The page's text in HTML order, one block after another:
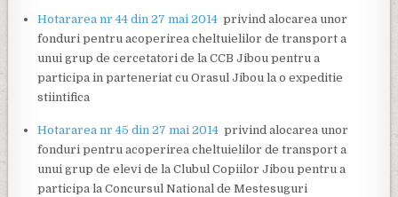
Hotararea nr 44 din 27 mai 2014 privind alocarea unor
fonduri pentru acoperirea cheltuielilor de transport a
unui grup de cercetatori de la CCB Jibou pentru a
participa in parteneriat cu Orasul Jibou la o expeditie
stiintifica
Hotararea nr 45 din 27 mai 2014 privind alocarea unor
fonduri pentru acoperirea cheltuielilor de transport a
unui grup de elevi de la Clubul Copiilor Jibou pentru a
participa la Concursul National de Mestesuguri